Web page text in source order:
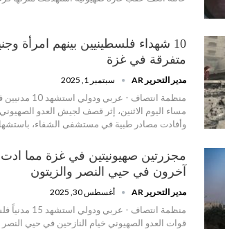
10 شهداء فلسطينيين بينهم امرأة
متفرقة في غزة
مدير التحرير AR سبتمبر 1, 2025
منظمة
مساء اليوم الاثنين، إثر قصف لجيش العدو
وأفادت مصادر طبية في مستشفى الشفاء،
آخرون في حيي النصر والزيتون
مدير التحرير AR أغسطس 30, 2025
منظمة
قوات العدو الصهيوني خيام النازحين في حيي النصر